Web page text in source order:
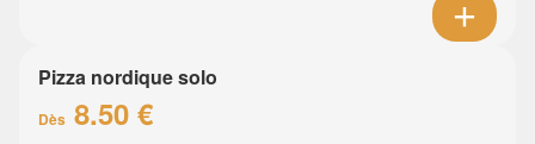
Pizza nordique solo
Dès 8.50 €